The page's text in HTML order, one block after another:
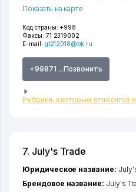
Код страны: +998
Факсы: 71 2319002
E-mail: gt212018@bk.ru
+99871 ...Позвонить
Рубрики, к которым относится
Показать на карте
7. July's Trade
Юридическое название:
Брендовое название: July's